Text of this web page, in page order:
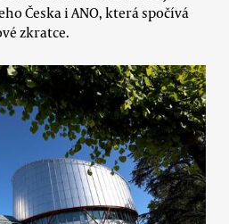
Česka i ANO, která spočívá
zkratce.